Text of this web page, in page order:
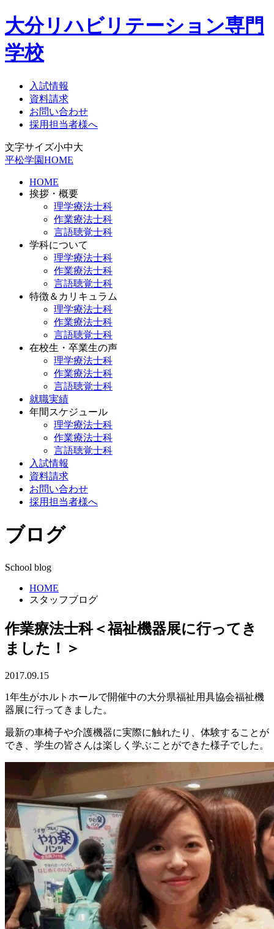
大分リハビリテーション専門
学校
入試情報
資料請求
お問い合わせ
採用担当者様へ
文字サイズ小中大
平松学園HOME
HOME
挨拶・概要
理学療法士科
作業療法士科
言語聴覚士科
学科について
理学療法士科
作業療法士科
言語聴覚士科
特徴＆カリキュラム
理学療法士科
作業療法士科
言語聴覚士科
在校生・卒業生の声
理学療法士科
作業療法士科
言語聴覚士科
就職実績
年間スケジュール
理学療法士科
作業療法士科
言語聴覚士科
入試情報
資料請求
お問い合わせ
採用担当者様へ
ブログ
School blog
HOME
スタッフブログ
作業療法士科＜福祉機器展に行ってき
ました！＞
2017.09.15
1年生がホルトホールで開催中の大分県福祉用具協会福祉機
器展に行ってきました。
最新の車椅子や介護機器に実際に触れたり、体験することが
でき、学生の皆さんは楽しく学ぶことができた様子でした。